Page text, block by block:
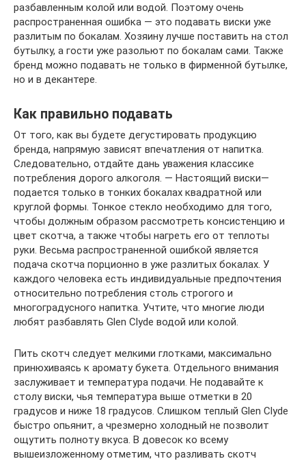
разбавленным колой или водой. Поэтому очень
распространенная ошибка — это подавать виски уже
разлитым по бокалам. Хозяину лучше поставить на стол
бутылку, а гости уже разольют по бокалам сами. Также
бренд можно подавать не только в фирменной бутылке,
но и в декантере.
Как правильно подавать
От того, как вы будете дегустировать продукцию
бренда, напрямую зависят впечатления от напитка.
Следовательно, отдайте дань уважения классике
потребления дорого алкоголя. — Настоящий виски—
подается только в тонких бокалах квадратной или
круглой формы. Тонкое стекло необходимо для того,
чтобы должным образом рассмотреть консистенцию и
цвет скотча, а также чтобы нагреть его от теплоты
руки. Весьма распространенной ошибкой является
подача скотча порционно в уже разлитых бокалах. У
каждого человека есть индивидуальные предпочтения
относительно потребления столь строгого и
многоградусного напитка. Учтите, что многие люди
любят разбавлять Glen Clyde водой или колой.
Пить скотч следует мелкими глотками, максимально
принюхиваясь к аромату букета. Отдельного внимания
заслуживает и температура подачи. Не подавайте к
столу виски, чья температура выше отметки в 20
градусов и ниже 18 градусов. Слишком теплый Glen Clyde
быстро опьянит, а чрезмерно холодный не позволит
ощутить полноту вкуса. В довесок ко всему
вышеизложенному отметим, что разливать скотч